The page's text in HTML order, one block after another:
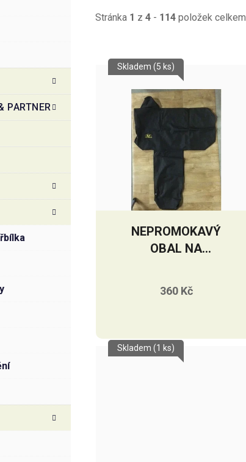
PARTNER
Stránka 1 z 4 - 114 položek celkem
u
NEPROMOKAVÝ
OBAL NA
Skladem (5 ks)
360 Kč
Skladem (1 ks)